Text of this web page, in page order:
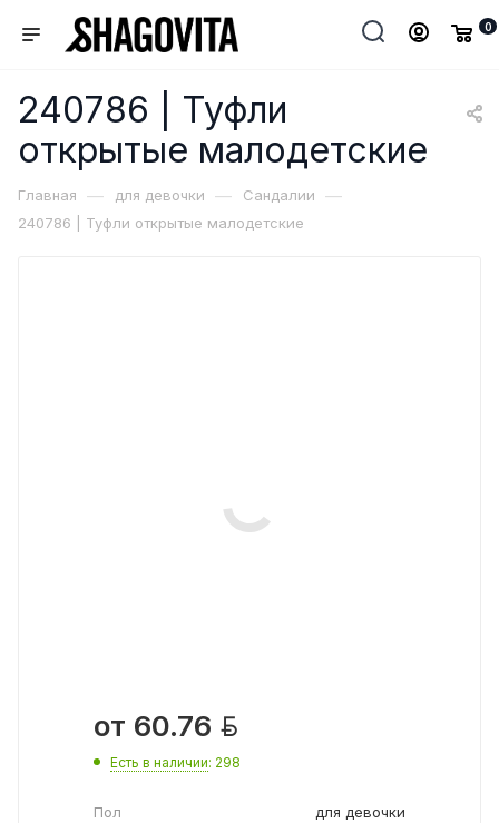
0
240786 | Туфли
открытые малодетские
Главная — для девочки — Сандалии —
240786 | Туфли открытые малодетские
от 60.76 
Есть в наличии: 298
Пол
для девочки